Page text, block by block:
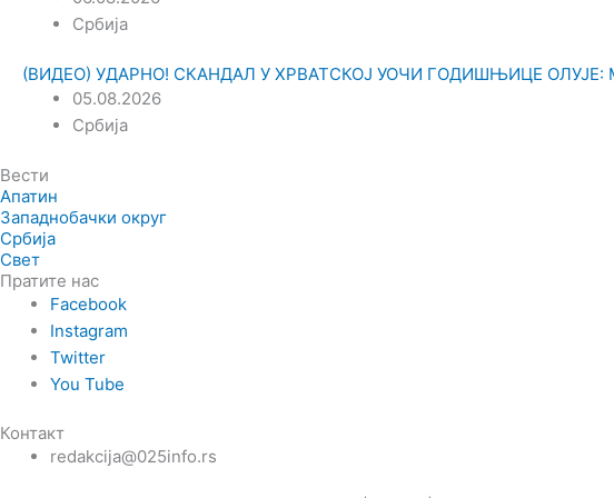
Србија
(ВИДЕО) УДАРНО! СКАНДАЛ У ХРВАТСКОЈ УОЧИ ГОДИШЊИЦЕ ОЛУЈЕ:
05.08.2026
Србија
Вести
Апатин
Западнобачки округ
Србија
Свет
Пратите нас
Facebook
Instagram
Twitter
You Tube
Контакт
redakcija@025info.rs